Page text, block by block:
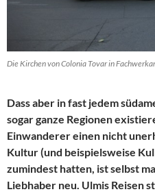
Die Kirchen von Colonia Tovar in
Dass aber in fast jedem
sogar ganze Regionen
Einwanderer einen nicht
Kultur (und beispielsweise
zumindest hatten, ist selbst
Liebhaber neu. Ulmis Reisen